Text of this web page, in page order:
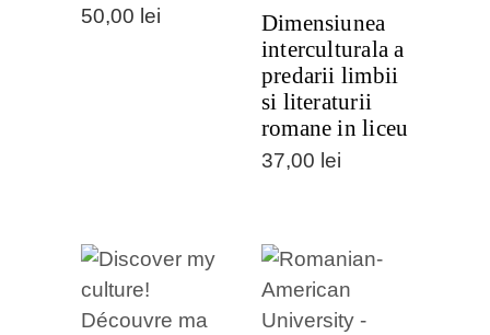
50,00 lei
Dimensiunea
interculturala a
predarii limbii
si literaturii
romane in liceu
37,00 lei